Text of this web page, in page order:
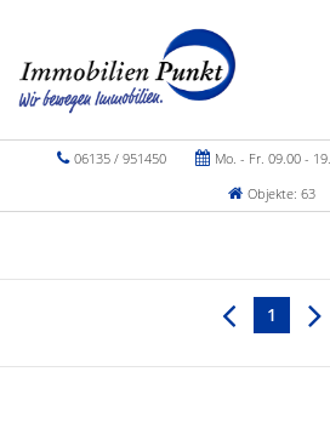
06135 / 951450 Mo. - Fr. 09.00 -
Objekte: 63
1